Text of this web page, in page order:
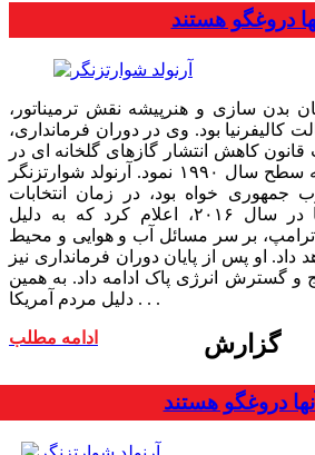
دروغگو هستند
بدن سازی و هنرپیشه نقش ترمیناتور،
ایالت کالیفرنیا بود. وی در دوران فرمانداری،
کاهش انتشار گازهای گلخانه ای در
کالیفرنیا و رساندن آن به سطح سال ۱۹۹۰ نمود. آرنولد شوارتزنگر
جمهوری خواه بود، در زمان انتخابات
ریاست جمهوری آمریکا در سال ۲۰۱۶، اعلام کرد که به دلیل
ترامپ، بر سر مسائل آب و هوایی و محیط
داد. او پس از پایان دوران فرمانداری نیز
و گسترش انرژی پاک ادامه داد. به همین
دلیل مردم آمریکا . . .
ادامه مطلب گزارش
آنها دروغگو هستند